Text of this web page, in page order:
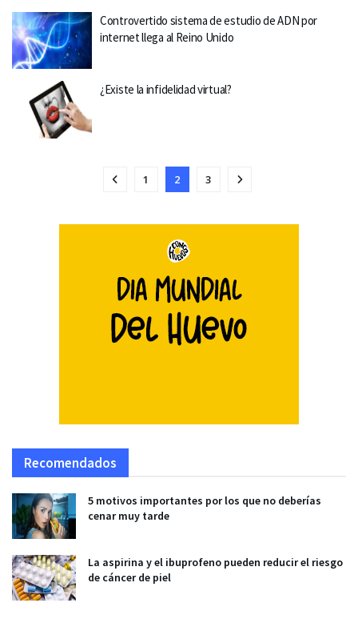
Controvertido sistema de estudio de ADN por
internet llega al Reino Unido
¿Existe la infidelidad virtual?
1 2 3
Recomendados
5 motivos importantes por los que no deberías
cenar muy tarde
La aspirina y el ibuprofeno pueden reducir el riesgo
de cáncer de piel